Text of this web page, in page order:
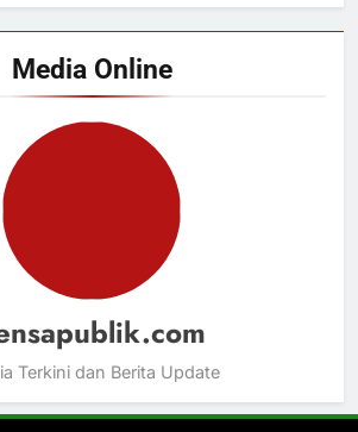
Media Online
Terkini dan Berita Update